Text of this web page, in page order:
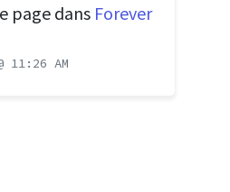
page dans Forever
11:26 AM